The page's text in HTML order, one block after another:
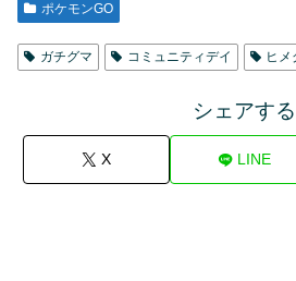
ポケモンGO
ガチグマ コミュニティデイ ヒメ
シェアする
X LINE